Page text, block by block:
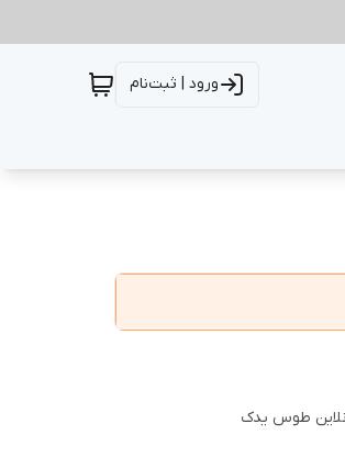
ورود | ثبت‌نام
طوس یدک